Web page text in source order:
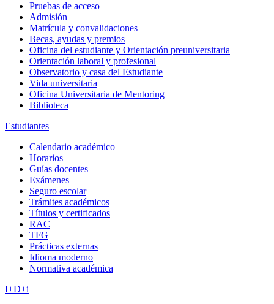
Pruebas de acceso
Admisión
Matrícula y convalidaciones
Becas, ayudas y premios
Oficina del estudiante y Orientación preuniversitaria
Orientación laboral y profesional
Observatorio y casa del Estudiante
Vida universitaria
Oficina Universitaria de Mentoring
Biblioteca
Estudiantes
Calendario académico
Horarios
Guías docentes
Exámenes
Seguro escolar
Trámites académicos
Títulos y certificados
RAC
TFG
Prácticas externas
Idioma moderno
Normativa académica
I+D+i